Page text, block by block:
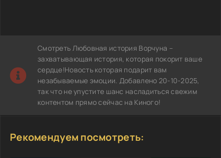
Смотреть Любовная история Ворчуна –
захватывающая история, которая покорит ваше
сердце!Новость которая подарит вам
незабываемые эмоции. Добавлено 20-10-2025,
так что не упустите шанс насладиться свежим
контентом прямо сейчас на Киного!
Рекомендуем посмотреть: